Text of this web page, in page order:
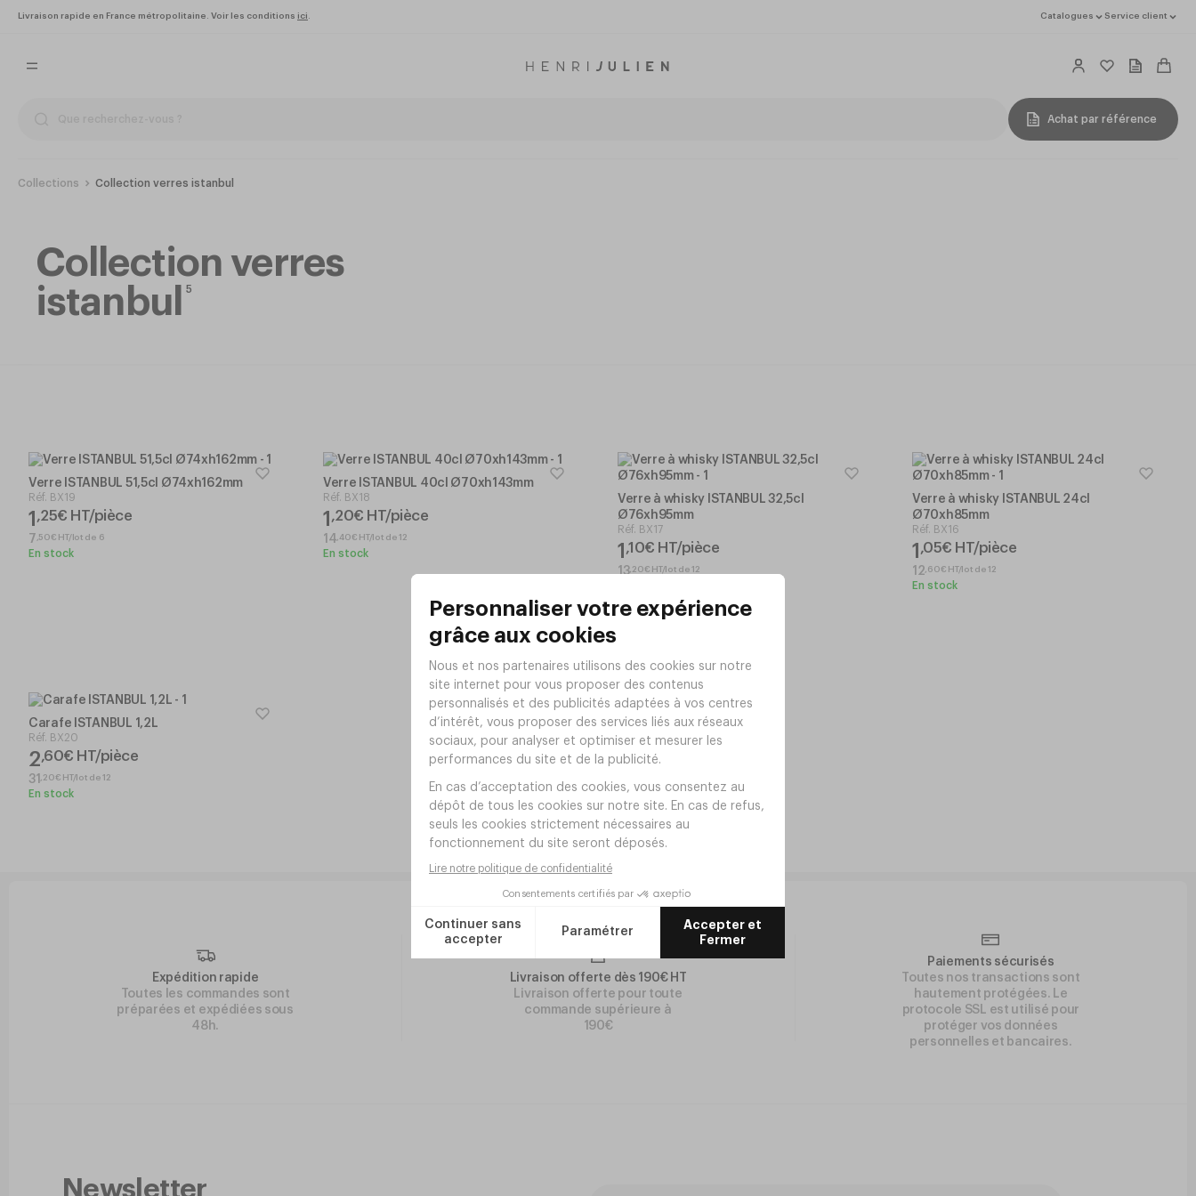
Livraison rapide en France métropolitaine. Voir les conditions ici . Catalogues Service client
Achat par référence
Collections Collection verres istanbul
Collection verres
istanbul
5
Verre ISTANBUL 51,5cl Ø74xh162mm
Réf. BX19
1 ,25€ HT/pièce
7 50€ HT/lot de 6
En stock
Verre ISTANBUL 40cl Ø70xh143mm
Réf. BX18
1 ,20€ HT/pièce
14 ,40€ HT/lot de 12
En stock
Verre à whisky ISTANBUL 32,5cl
Ø76xh95mm
Réf. BX17
1 ,10€ HT/pièce
13, 20€ HT/lot de 12
Verre à whisky ISTANBUL 24cl
Ø70xh85mm
Réf. BX16
1 ,05€ HT/pièce
12 60€ HT/lot de 12
En stock
Carafe ISTANBUL 1,2L
Réf. BX20
2,60€ HT/pièce
31 20€ HT/lot de 12
En stock
Expédition rapide
Toutes les commandes sont
préparées et expédiées sous
48h.
Livraison offerte dès 190€ HT
Livraison offerte pour toute
commande supérieure à
190€
Paiements sécurisés
Toutes nos transactions sont
hautement protégées. Le
protocole SSL est utilisé pour
protéger vos données
personnelles et bancaires.
Newsletter